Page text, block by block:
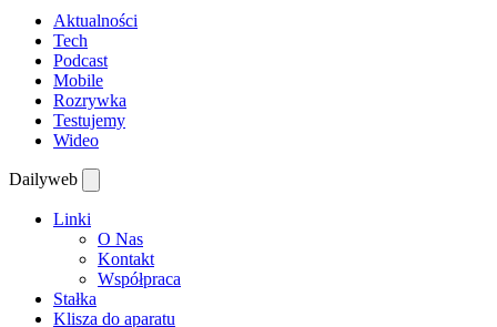
Aktualności
Tech
Podcast
Mobile
Rozrywka
Testujemy
Wideo
Dailyweb
Linki
O Nas
Kontakt
Współpraca
Stałka
Klisza do aparatu